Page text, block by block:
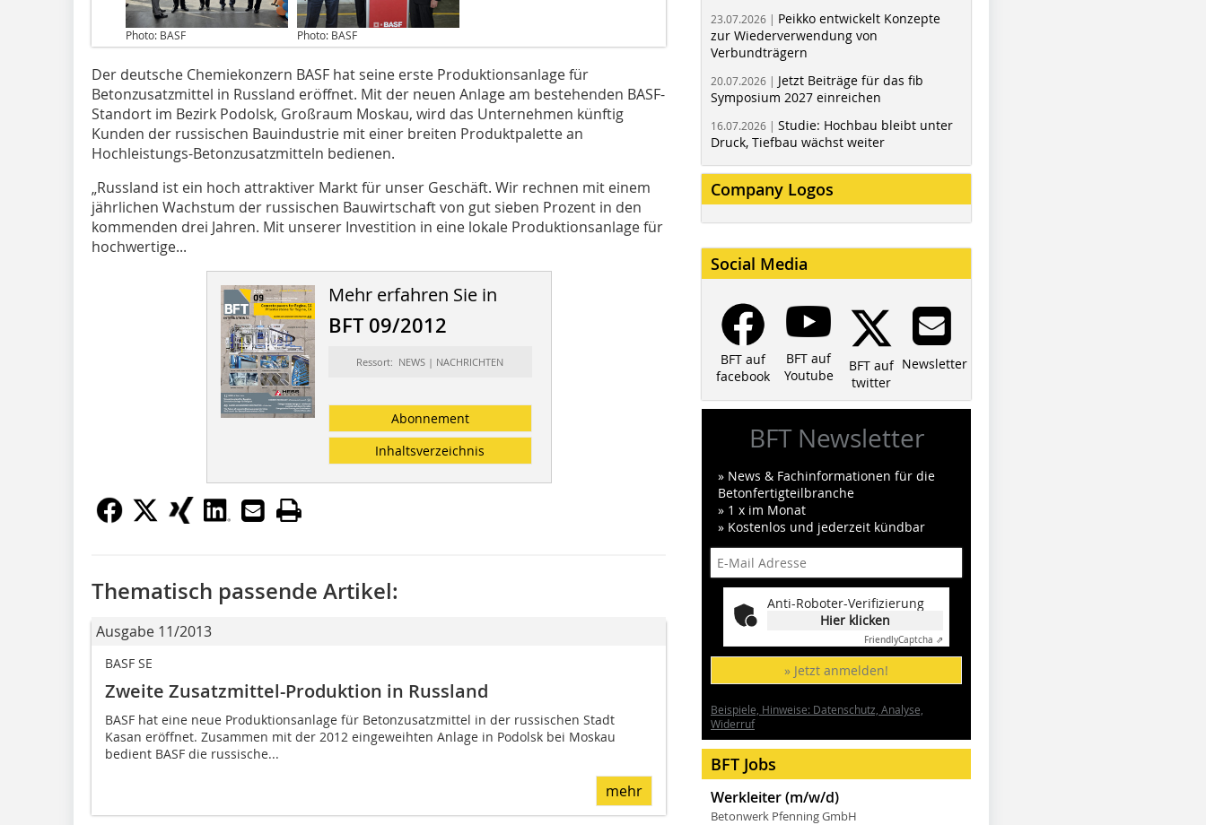
Photo: BASF Photo: BASF
Der deutsche Chemiekonzern BASF hat seine erste Produktionsanlage für
Betonzusatzmittel in Russland eröffnet. Mit der neuen Anlage am bestehenden BASF-
Standort im Bezirk Podolsk, Großraum Moskau, wird das Unternehmen künftig
Kunden der russischen Bauindustrie mit einer breiten Produktpalette an
Hochleistungs-Betonzusatzmitteln bedienen.
„Russland ist ein hoch attraktiver Markt für unser Geschäft. Wir rechnen mit einem
jährlichen Wachstum der russischen Bauwirtschaft von gut sieben Prozent in den
kommenden drei Jahren. Mit unserer Investition in eine lokale Produktionsanlage für
hochwertige...
Mehr erfahren Sie in
BFT 09/2012
Ressort: NEWS | NACHRICHTEN
Abonnement
Inhaltsverzeichnis
Thematisch passende Artikel:
Ausgabe 11/2013
BASF SE
Zweite Zusatzmittel-Produktion in Russland
BASF hat eine neue Produktionsanlage für Betonzusatzmittel in der russischen Stadt
Kasan eröffnet. Zusammen mit der 2012 eingeweihten Anlage in Podolsk bei Moskau
bedient BASF die russische...
mehr
23.07.2026 | Peikko entwickelt Konzepte
zur Wiederverwendung von
Verbundträgern
20.07.2026 | Jetzt Beiträge für das fib
Symposium 2027 einreichen
16.07.2026 | Studie: Hochbau bleibt unter
Druck, Tiefbau wächst weiter
Company Logos
Social Media
BFT auf
facebook
BFT auf
Youtube
BFT auf
twitter
Newsletter
BFT Newsletter
» News & Fachinformationen für die
Betonfertigteilbranche
» 1 x im Monat
» Kostenlos und jederzeit kündbar
Anti-Roboter-Verifizierung
Hier klicken
FriendlyCaptcha ⇗
» Jetzt anmelden!
Beispiele, Hinweise: Datenschutz, Analyse,
Widerruf
BFT Jobs
Werkleiter (m/w/d)
Betonwerk Pfenning GmbH